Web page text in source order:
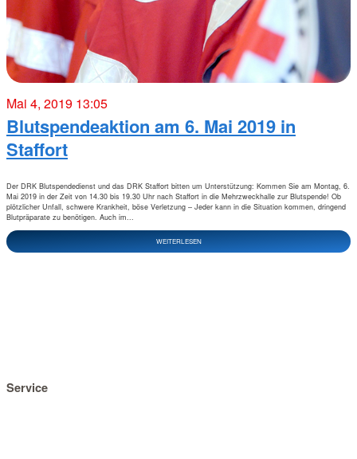
Mai 4, 2019 13:05
Blutspendeaktion am 6. Mai 2019 in
Staffort
Der DRK Blutspendedienst und das DRK Staffort bitten um Unterstützung: Kommen Sie am Montag, 6.
Mai 2019 in der Zeit von 14.30 bis 19.30 Uhr nach Staffort in die Mehrzweckhalle zur Blutspende! Ob
plötzlicher Unfall, schwere Krankheit, böse Verletzung – Jeder kann in die Situation kommen, dringend
Blutpräparate zu benötigen. Auch im...
WEITERLESEN
Service